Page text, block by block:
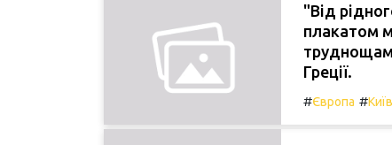
"Від
плакатом
Греції.
#Європа #Київ